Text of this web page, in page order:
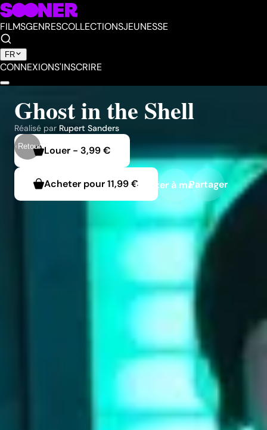
FILMSGENRESCOLLECTIONSJEUNESSE
FR
CONNEXIONS'INSCRIRE
Retour
Ghost in the Shell
Réalisé par Rupert Sanders
Louer - 3,99 €
Acheter pour11,99 €Ajouter à ma liste
Partager